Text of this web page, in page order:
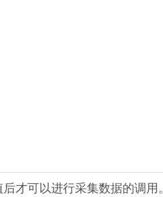
才可以进行采集数据的调用。